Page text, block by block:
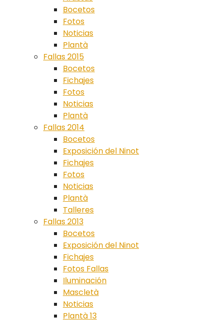
Bocetos
Fotos
Noticias
Plantà
Fallas 2015
Bocetos
Fichajes
Fotos
Noticias
Plantà
Fallas 2014
Bocetos
Exposición del Ninot
Fichajes
Fotos
Noticias
Plantà
Talleres
Fallas 2013
Bocetos
Exposición del Ninot
Fichajes
Fotos Fallas
Iluminación
Mascletà
Noticias
Plantà 13